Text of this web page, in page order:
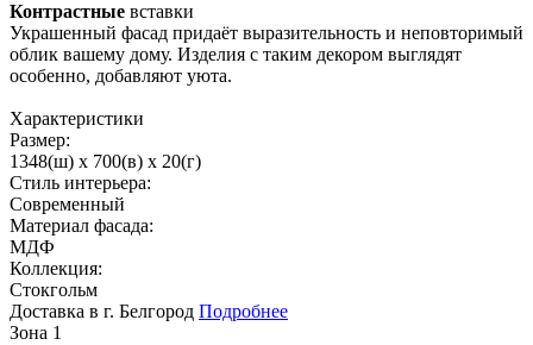
Контрастные вставки
Украшенный фасад придаёт выразительность и неповторимый
облик вашему дому. Изделия с таким декором выглядят
особенно, добавляют уюта.
Характеристики
Размер:
1348(ш) x 700(в) x 20(г)
Стиль интерьера:
Современный
Материал фасада:
МДФ
Коллекция:
Стокгольм
Доставка в г. Белгород Подробнее
Зона 1